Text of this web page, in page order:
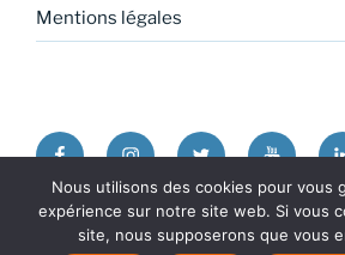
Mentions légales
FacebookInstagramTwitter Youtube
Politique de confidentialité
Fièrement
WordPress
Nous utilisons des cookies pour vous
expérience sur notre site web. Si vous
site, nous supposerons que vous